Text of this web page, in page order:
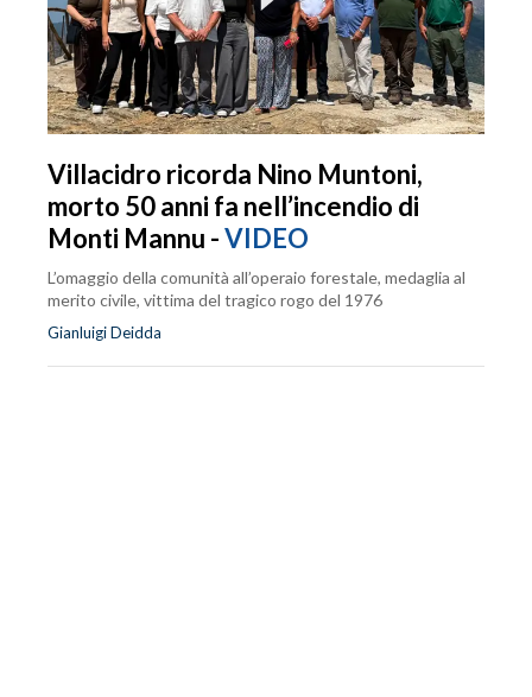
Villacidro ricorda Nino Muntoni,
morto 50 anni fa nell’incendio di
Monti Mannu -VIDEO
L’omaggio della comunità all’operaio forestale, medaglia al
merito civile, vittima del tragico rogo del 1976
Gianluigi Deidda